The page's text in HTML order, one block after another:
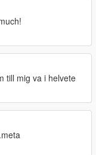
till mig va i helvete